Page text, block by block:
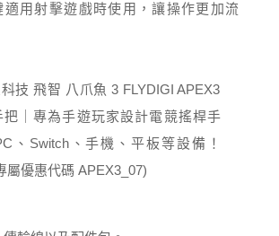
適用射擊遊戲時使用，讓操作更加流